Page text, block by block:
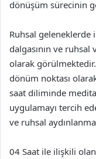
dönüşüm sürecinin
Ruhsal geleneklerde
dalgasının ve ruhsal
olarak
dönüm noktası
saat diliminde
uygulamayı tercih
ve ruhsal
04 Saat ile ilişkili